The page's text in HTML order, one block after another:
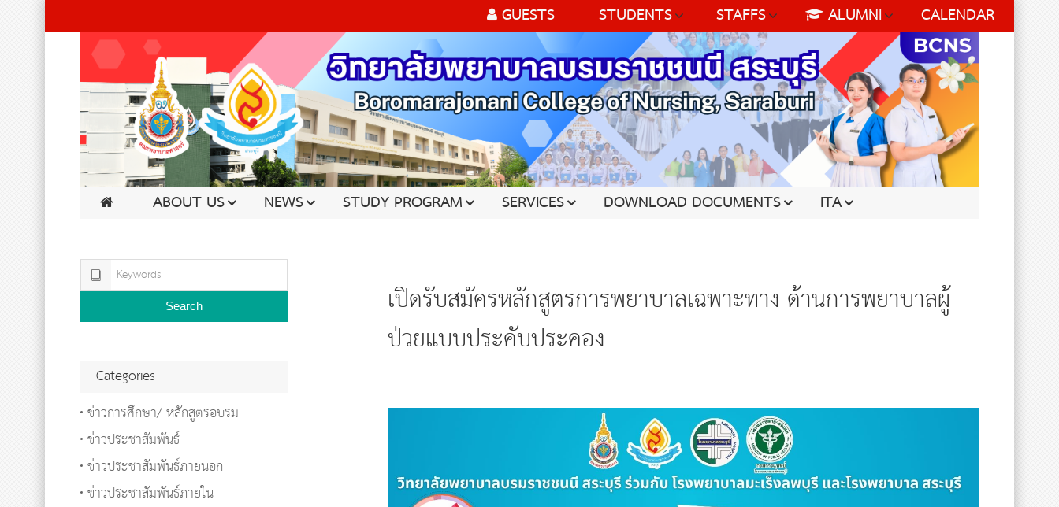
GUESTS STUDENTS STAFFS ALUMNI CALENDAR
ABOUT US NEWS STUDY PROGRAM SERVICES DOWNLOAD DOCUMENTS ITA
เปิดรับสมัครหลักสูตรการพยาบาลเฉพาะทาง ด้านการพยาบาลผู้
ป่วยแบบประคับประคอง
Search
Categories
ข่าวการศึกษา/ หลักสูตรอบรม
ข่าวประชาสัมพันธ์
ข่าวประชาสัมพันธ์ภายนอก
ข่าวประชาสัมพันธ์ภายใน